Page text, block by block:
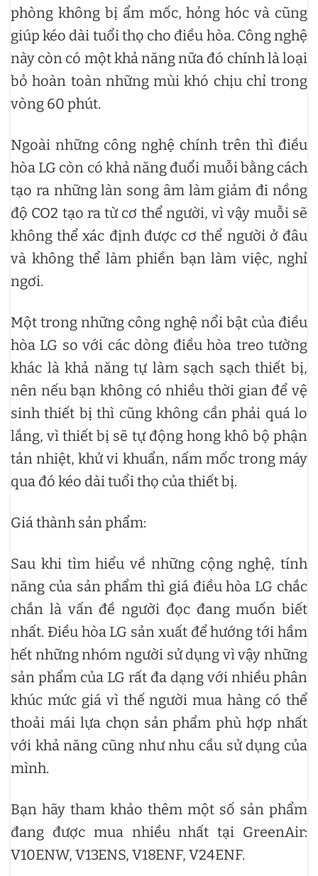
phòng không bị ẩm mốc, hỏng hóc và cũng
giúp kéo dài tuổi thọ cho điều hòa. Công nghệ
này còn có một khả năng nữa đó chính là loại
bỏ hoàn toàn những mùi khó chịu chỉ trong
vòng 60 phút.
Ngoài những công nghệ chính trên thì điều
hòa LG còn có khả năng đuổi muỗi bằng cách
tạo ra những làn song âm làm giảm đi nồng
độ CO2 tạo ra từ cơ thể người, vì vậy muỗi sẽ
không thể xác định được cơ thể người ở đâu
và không thể làm phiền bạn làm việc, nghỉ
ngơi.
Một trong những công nghệ nổi bật của điều
hòa LG so với các dòng điều hòa treo tường
khác là khả năng tự làm sạch sạch thiết bị,
nên nếu bạn không có nhiều thời gian để vệ
sinh thiết bị thì cũng không cần phải quá lo
lắng, vì thiết bị sẽ tự động hong khô bộ phận
tản nhiệt, khử vi khuẩn, nấm mốc trong máy
qua đó kéo dài tuổi thọ của thiết bị.
Giá thành sản phẩm:
Sau khi tìm hiểu về những cộng nghệ, tính
năng của sản phẩm thì giá điều hòa LG chắc
chắn là vấn đề người đọc đang muốn biết
nhất. Điều hòa LG sản xuất để hướng tới hầm
hết những nhóm người sử dụng vì vậy những
sản phẩm của LG rất đa dạng với nhiều phân
khúc mức giá vì thế người mua hàng có thể
thoải mái lựa chọn sản phẩm phù hợp nhất
với khả năng cũng như nhu cầu sử dụng của
mình.
Bạn hãy tham khảo thêm một số sản phẩm
đang được mua nhiều nhất tại GreenAir:
V10ENW, V13ENS, V18ENF, V24ENF.